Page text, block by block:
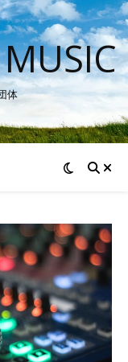
団体